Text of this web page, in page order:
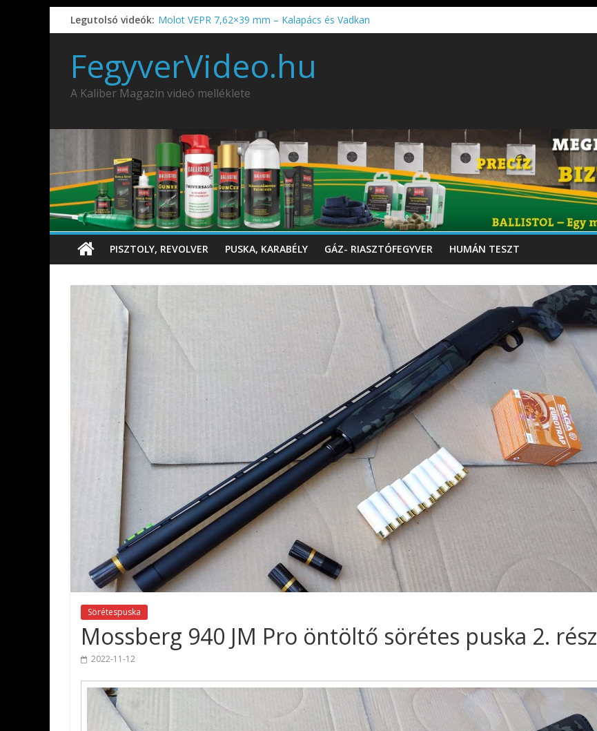
Legutolsó videók: Molot VEPR 7,62×39 mm – Kalapács és Vadkan
IDÉN IS INDUL: Fegyvertervező- és gyártó szakmérnöki, illetve szakspecialista képzés!!!
IWA2026 – Puskák 1. rész
Ardesa Patriot “FAPADOS” .45 elöltöltő perkussziós pisztoly
AMD-65 oktató METSZET
FegyverVideo.hu
A Kaliber Magazin videó melléklete
PISZTOLY, REVOLVER PUSKA, KARABÉLY GÁZ- RIASZTÓFEGYVER HUMÁN TESZT
Sörétespuska
Mossberg 940 JM Pro öntöltő sörétes puska 2. rész
2022-11-12